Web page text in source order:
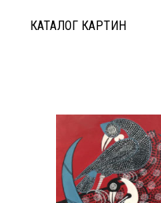
КАТАЛОГ КАРТИН